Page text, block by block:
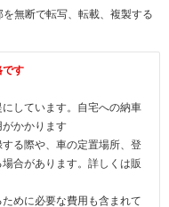
無断で転写、転載、複製する
です
しています。自宅への納車
かかります
る際や、車の定置場所、登
合があります。詳しくは販
めに必要な費用も含まれて